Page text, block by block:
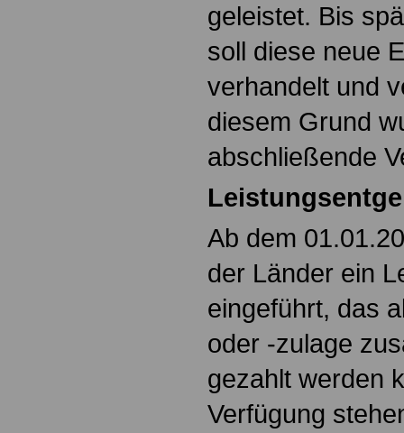
geleistet. Bis
soll diese neue
verhandelt und
diesem Grund
abschließende
Ab dem
der Länder ein
eingeführt, das
oder -zulage
gezahlt werden
Verfügung